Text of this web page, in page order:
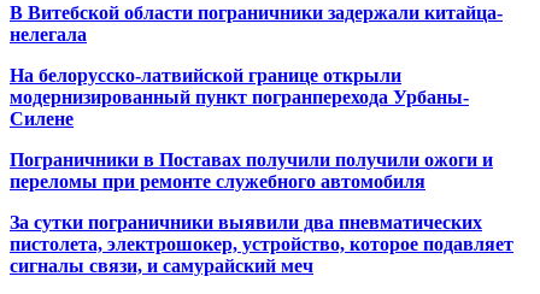
В Витебской области пограничники задержали китайца-
нелегала
На белорусско-латвийской границе открыли
модернизированный пункт погранперехода Урбаны-
Силене
Пограничники в Поставах получили получили ожоги и
переломы при ремонте служебного автомобиля
За сутки пограничники выявили два пневматических
пистолета, электрошокер, устройство, которое подавляет
сигналы связи, и самурайский меч